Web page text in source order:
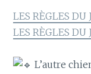
LES RÈGLES DU
LES RÈGLES DU
L’autre